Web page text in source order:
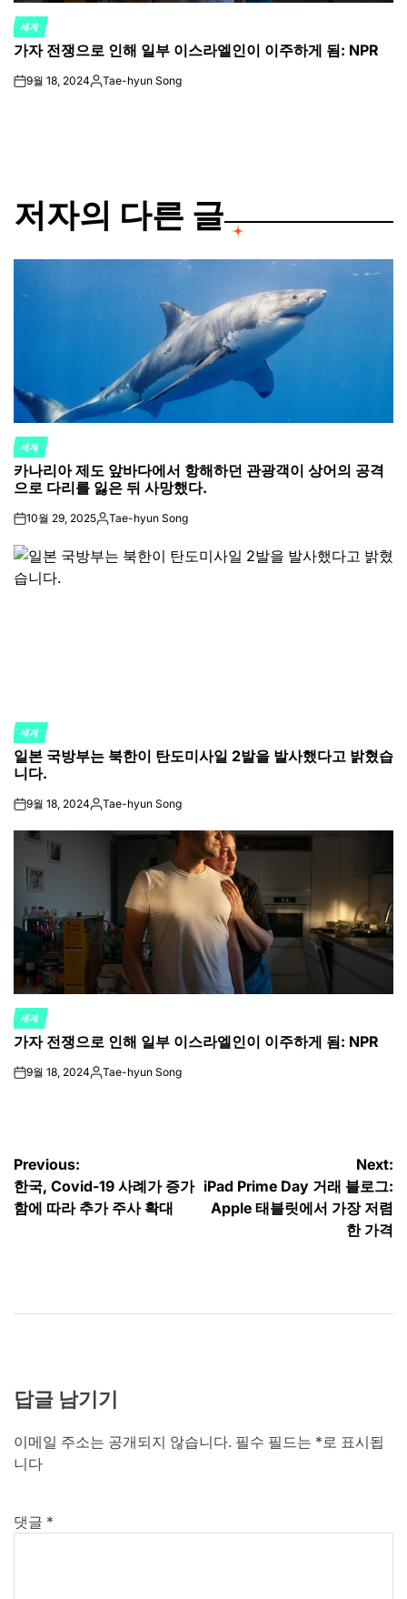
POSTED
IN
세계
가자 전쟁으로 인해 일부 이스라엘인이 이주하게 됨: NPR
on9월 18, 2024Posted
Tae-hyun Song
저자의 다른 글
POSTED
IN
세계
카나리아 제도 앞바다에서 항해하던 관광객이 상어의 공격
으로 다리를 잃은 뒤 사망했다.
on10월 29, 2025Posted
Tae-hyun Song
POSTED
IN
세계
일본 국방부는 북한이 탄도미사일 2발을 발사했다고 밝혔습
니다.
on9월 18, 2024Posted
Tae-hyun Song
POSTED
IN
세계
가자 전쟁으로 인해 일부 이스라엘인이 이주하게 됨: NPR
on9월 18, 2024Posted
Tae-hyun Song
글
탐
Previous:
한국, Covid-19 사례가 증가
함에 따라 추가 주사 확대
Next:
iPad Prime Day 거래 블로그:
Apple 태블릿에서 가장 저렴
한 가격
답글 남기기
이메일 주소는 공개되지 않습니다. 필수 필드는 * 로 표시됩
니다
댓글 *